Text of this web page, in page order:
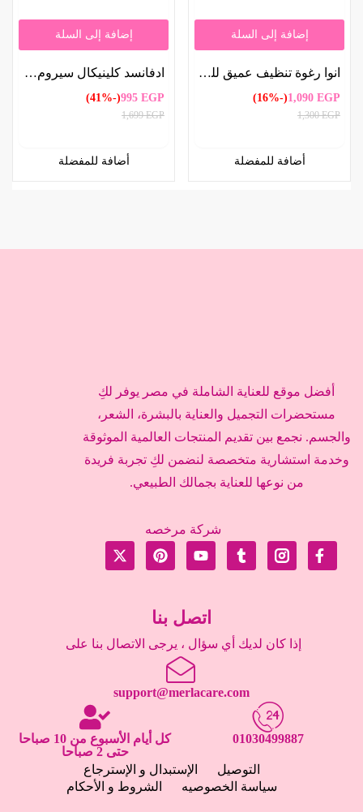
إضافة إلى السلة
انوا رغوة تنظيف عميق للمسام كيرسيتينول هارت ليف من ، 150 مل | Anua Heartleaf Quercetinol Deep Pore Cleansing Foam 150ml
1,090 EGP
(-16%)
1,300EGP
أضافة للمفضلة
إضافة إلى السلة
ادفانسد كلينيكال سيروم نياسيناميد 5% 52 ملل | Advanced Clinicals Niacinamide 5% Serum 52ml
995 EGP
(-41%)
1,699EGP
أضافة للمفضلة
أفضل موقع للعناية الشاملة في مصر يوفر لكِ
مستحضرات التجميل والعناية بالبشرة، الشعر،
والجسم. نجمع بين تقديم المنتجات العالمية الموثوقة
وخدمة استشارية متخصصة لنضمن لكِ تجربة فريدة
من نوعها للعناية بجمالك الطبيعي.
شركة مرخصه
اتصل بنا
إذا كان لديك أي سؤال ، يرجى الاتصال بنا على
support@merlacare.com
01030499887
كل أيام الأسبوع من 10 صباحا
حتى 2 صباحا
التوصيل
الإستبدال و الإسترجاع
سياسة الخصوصيه
الشروط و الأحكام